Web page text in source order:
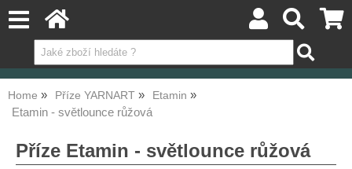
Home Příze YARNART Etamin
Etamin - světlounce růžová
Příze Etamin - světlounce růžová